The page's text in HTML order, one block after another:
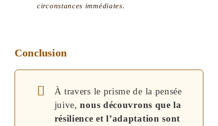
circonstances immédiates.
Conclusion
À travers le prisme de la pensée
juive,nous découvrons que la
résilience et l’adaptation sont